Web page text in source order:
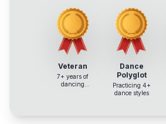
Veteran
7+ years of
dancing
Dance
Polyglot
Practicing 4+
dance styles